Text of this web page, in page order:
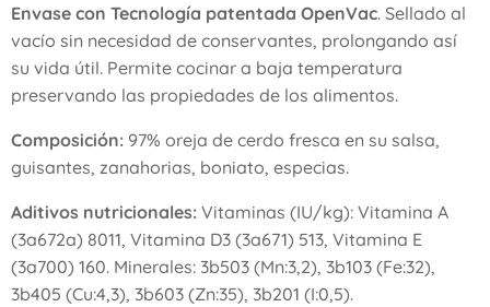
Envase con Tecnología patentada OpenVac. Sellado al
vacío sin necesidad de conservantes, prolongando así
su vida útil. Permite cocinar a baja temperatura
preservando las propiedades de los alimentos.
Composición: 97% oreja de cerdo fresca en su salsa,
guisantes, zanahorias, boniato, especias.
Aditivos nutricionales: Vitaminas (IU/kg): Vitamina A
(3a672a) 8011, Vitamina D3 (3a671) 513, Vitamina E
(3a700) 160. Minerales: 3b503 (Mn:3,2), 3b103 (Fe:32),
3b405 (Cu:4,3), 3b603 (Zn:35), 3b201 (I:0,5).